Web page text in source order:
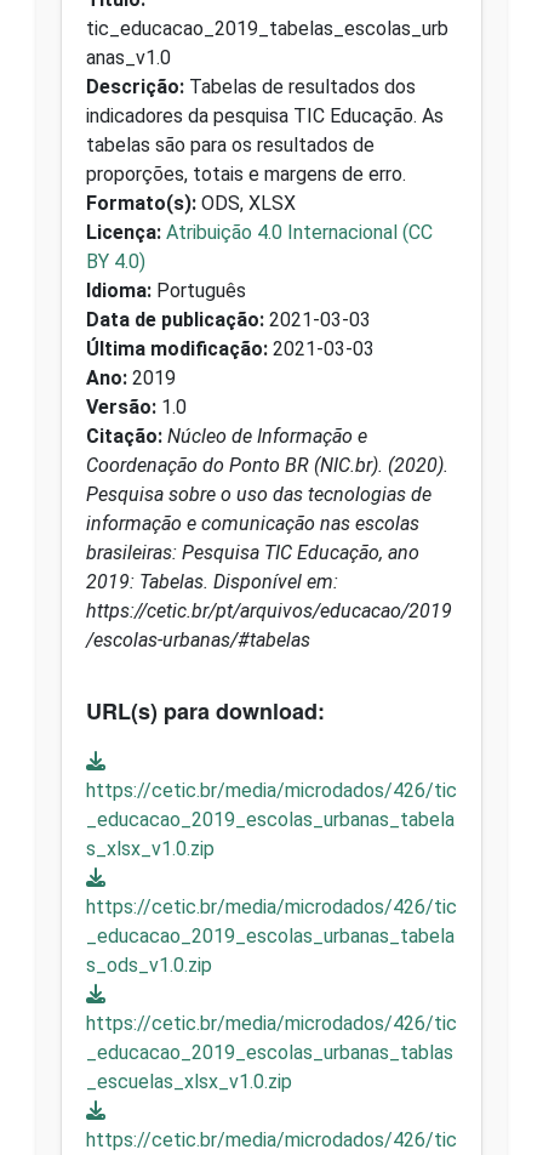
tic_educacao_2019_tabelas_escolas_urb
anas_v1.0
Descrição: Tabelas de resultados dos
indicadores da pesquisa TIC Educação. As
tabelas são para os resultados de
proporções, totais e margens de erro.
Formato(s): ODS, XLSX
Licença: Atribuição 4.0 Internacional (CC
BY 4.0)
Idioma: Português
Data de publicação: 2021-03-03
Última modificação: 2021-03-03
Ano: 2019
Versão: 1.0
Citação: Núcleo de Informação e
Coordenação do Ponto BR (NIC.br). (2020).
Pesquisa sobre o uso das tecnologias de
informação e comunicação nas escolas
brasileiras: Pesquisa TIC Educação, ano
2019: Tabelas. Disponível em:
https://cetic.br/pt/arquivos/educacao/2019
/escolas-urbanas/#tabelas
URL(s) para download:
https://cetic.br/media/microdados/426/tic
_educacao_2019_escolas_urbanas_tabela
s_xlsx_v1.0.zip
https://cetic.br/media/microdados/426/tic
_educacao_2019_escolas_urbanas_tabela
s_ods_v1.0.zip
https://cetic.br/media/microdados/426/tic
_educacao_2019_escolas_urbanas_tablas
_escuelas_xlsx_v1.0.zip
https://cetic.br/media/microdados/426/tic